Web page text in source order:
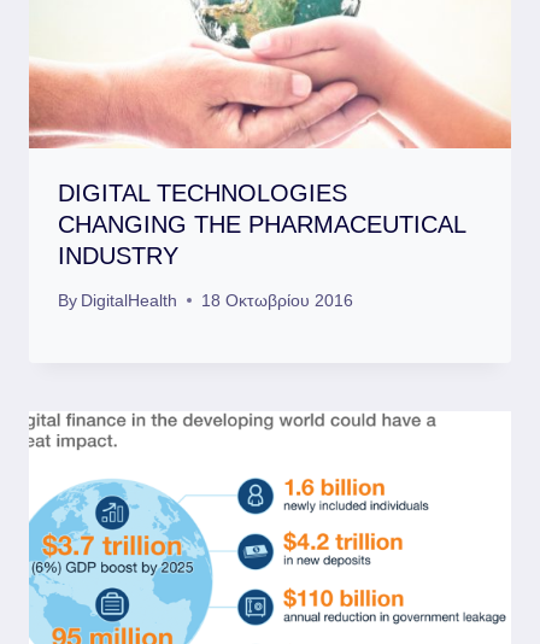
DIGITAL TECHNOLOGIES
CHANGING THE PHARMACEUTICAL
INDUSTRY
By DigitalHealth 18 Οκτωβρίου 2016